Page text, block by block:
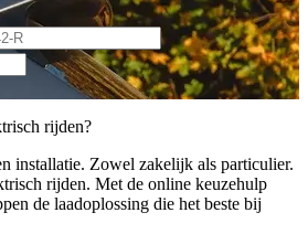
rijden?
installatie. Zowel zakelijk als particulier.
rijden. Met de online keuzehulp
de laadoplossing die het beste bij